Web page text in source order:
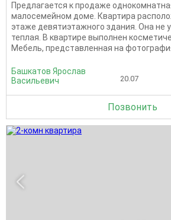
Предлагается к продаже
малосемейном доме. Квартира
этаже девятиэтажного здания. Она не
теплая. В квартире выполнен
Мебель, представленная на
Башкатов Ярослав
Васильевич
20.07
Позвонить